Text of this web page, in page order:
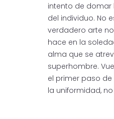
intento de
del individuo. No
verdadero arte
hace en la
alma que se
superhombre.
el primer paso
la uniformidad,